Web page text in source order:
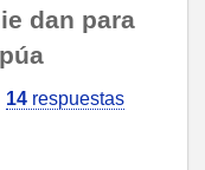
dan para
14 respuestas